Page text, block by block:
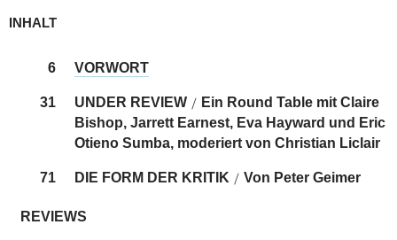
INHALT
6 VORWORT
31 UNDER REVIEW/ Ein Round Table mit Claire
Bishop, Jarrett Earnest, Eva Hayward und Eric
Otieno Sumba, moderiert von Christian Liclair
71 DIE FORM DER KRITIK/ Von Peter Geimer
REVIEWS